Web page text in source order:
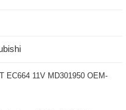
EC664 11V MD301950 OEM-